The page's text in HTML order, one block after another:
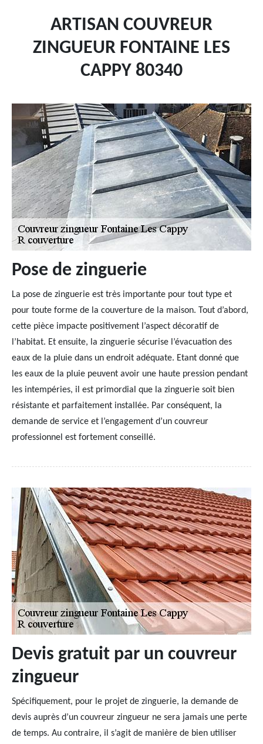
ARTISAN COUVREUR
ZINGUEUR FONTAINE LES
CAPPY 80340
Pose de zinguerie
La pose de zinguerie est très importante pour tout type et
pour toute forme de la couverture de la maison. Tout d’abord,
cette pièce impacte positivement l’aspect décoratif de
l’habitat. Et ensuite, la zinguerie sécurise l’évacuation des
eaux de la pluie dans un endroit adéquate. Etant donné que
les eaux de la pluie peuvent avoir une haute pression pendant
les intempéries, il est primordial que la zinguerie soit bien
résistante et parfaitement installée. Par conséquent, la
demande de service et l’engagement d’un couvreur
professionnel est fortement conseillé.
Devis gratuit par un couvreur
zingueur
Spécifiquement, pour le projet de zinguerie, la demande de
devis auprès d’un couvreur zingueur ne sera jamais une perte
de temps. Au contraire, il s’agit de manière de bien utiliser